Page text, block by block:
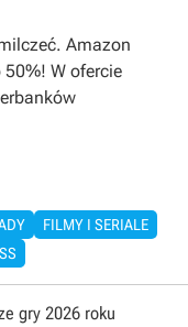
Amazon
W ofercie
FILMY I SERIALE
gry 2026 roku